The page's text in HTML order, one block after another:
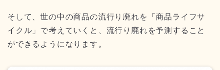
そして、世の中の商品の流行り廃れを「商品ライフサ
イクル」で考えていくと、流行り廃れを予測すること
ができるようになります。